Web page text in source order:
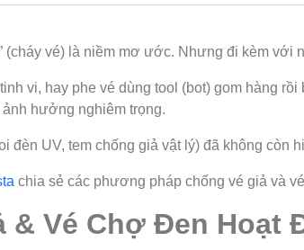
(cháy vé) là niềm mơ ước. Nhưng đi kèm với
vi, hay phe vé dùng tool (bot) gom hàng
hưởng nghiêm trọng.
đèn UV, tem chống giả vật lý) đã không còn
chia sẻ các phương pháp chống vé giả và
& Vé Chợ Đen Hoạt